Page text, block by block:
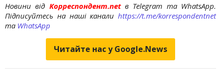
Новини від Корреспондент.netв Telegram та WhatsApp.
Підписуйтесь на наші канали https://t.me/korrespondentnet
та WhatsApp
Читайте нас у Google.News